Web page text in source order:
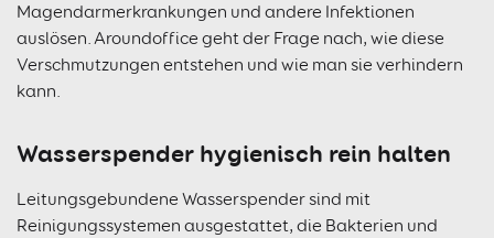
Magendarmerkrankungen und andere Infektionen
auslösen. Aroundoffice geht der Frage nach, wie diese
Verschmutzungen entstehen und wie man sie verhindern
kann.
Wasserspender hygienisch rein halten
Leitungsgebundene Wasserspender sind mit
Reinigungssystemen ausgestattet, die Bakterien und